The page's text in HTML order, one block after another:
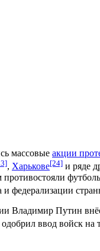
массовые акции
, Харькове[24] и ряде
противостояли
и федерализации
Владимир Путин
ввод войск